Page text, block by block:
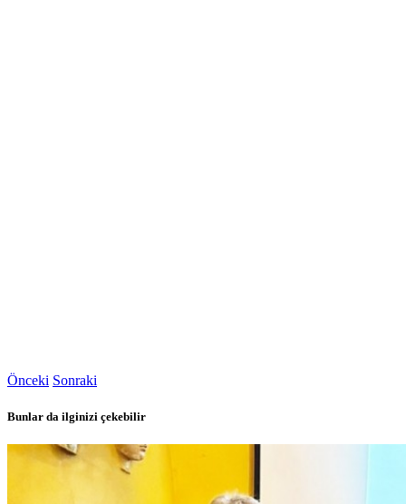
Önceki Sonraki
Bunlar da ilginizi çekebilir